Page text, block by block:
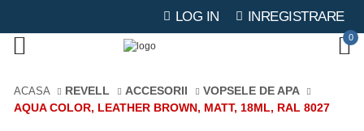
LOG IN INREGISTRARE
0
ACASA REVELL ACCESORII
VOPSELE DE APA
AQUA COLOR, LEATHER BROWN, MATT, 18ML, RAL 8027